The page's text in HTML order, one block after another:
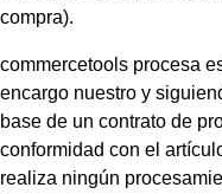
compra).
commercetools procesa
encargo nuestro y
base de un contrato de
conformidad con el
realiza ningún